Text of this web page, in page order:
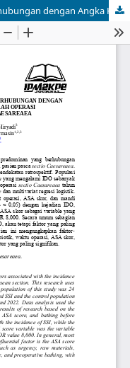
Analisis Faktor Predominan yang Berhubungan dengan Angka Kejadian Infeksi Daerah Operasi pada Pasien Pasca Sectio Caesareaea